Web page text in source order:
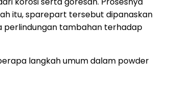
itu, sparepart tersebut dipanaskan
perlindungan tambahan terhadap
langkah umum dalam powder